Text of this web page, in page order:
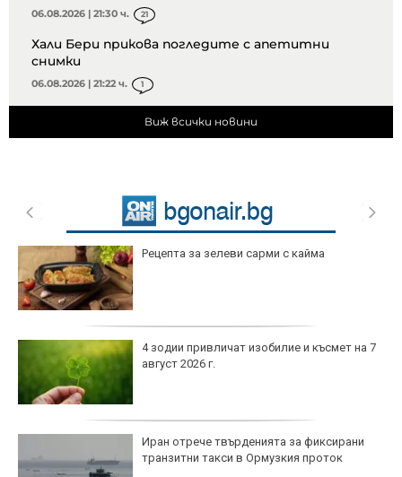
06.08.2026 | 21:30 ч. 21
Хали Бери прикова погледите с апетитни
снимки
06.08.2026 | 21:22 ч. 1
Виж всички новини
Рецепта за зелеви сарми с кайма
4 зодии привличат изобилие и късмет на 7
август 2026 г.
Иран отрече твърденията за фиксирани
транзитни такси в Ормузкия проток